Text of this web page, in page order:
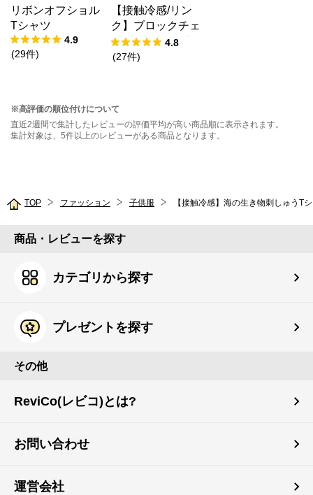
リボンオフショル
Tシャツ
4.9
(29件)
【接触冷感/リン
ク】ブロックチェ
ックドッキングT
シャツ
4.8
(27件)
※高評価の順位付けについて
直近2週間で集計したレビューの評価平均が高い商品順に表示されます。
集計対象は、5件以上のレビューがある商品となります。
TOP ファッション 子供服 【接触冷感】海の生き物刺しゅうT
商品・レビューを探す
カテゴリから探す
プレゼントを探す
その他
ReviCo(レビコ)とは?
お問い合わせ
運営会社